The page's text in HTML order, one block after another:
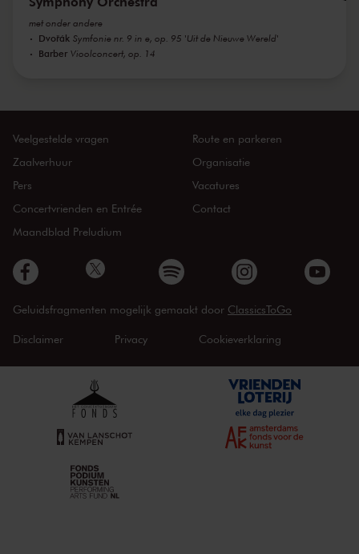
met onder andere
Dvořák Symfonie nr. 9 in e, op. 95 'Uit de Nieuwe Wereld'
Barber Vioolconcert, op. 14
Veelgestelde vragen
Zaalverhuur
Pers
Concertvrienden en Entrée
Maandblad Preludium
Route en parkeren
Organisatie
Vacatures
Contact
Geluidsfragmenten mogelijk gemaakt door ClassicsToGo
Disclaimer Privacy Cookieverklaring